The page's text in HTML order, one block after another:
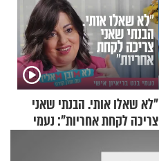
"לא שאלו אותי. הבנתי שאני
צריכה לקחת אחריות": נעמי